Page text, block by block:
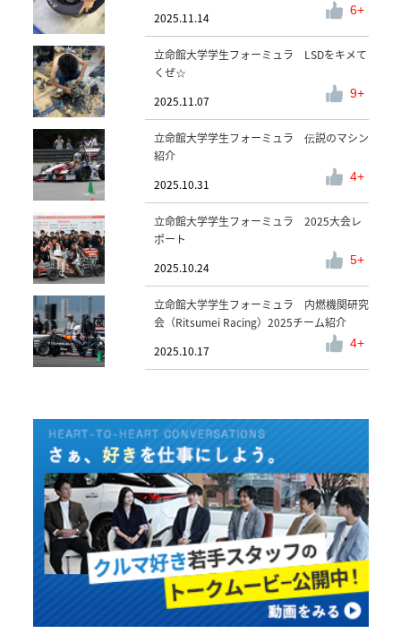
2025.11.14
6
立命館大学学生フォーミュラ LSDをキメて
くぜ☆
2025.11.07
9
立命館大学学生フォーミュラ 伝説のマシン
紹介
2025.10.31
4
立命館大学学生フォーミュラ 2025大会レ
ポート
2025.10.24
5
立命館大学学生フォーミュラ 内燃機関研究
会（Ritsumei Racing）2025チーム紹介
2025.10.17
4